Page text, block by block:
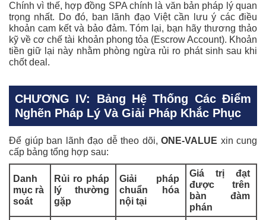
Chính vì thế, hợp đồng SPA chính là văn bản pháp lý quan
trọng nhất. Do đó, ban lãnh đạo Việt cần lưu ý các điều
khoản cam kết và bảo đảm. Tóm lại, bạn hãy thương thảo
kỹ về cơ chế tài khoản phong tỏa (Escrow Account). Khoản
tiền giữ lại này nhằm phòng ngừa rủi ro phát sinh sau khi
chốt deal.
CHƯƠNG IV: Bảng Hệ Thống Các Điểm
Nghẽn Pháp Lý Và Giải Pháp Khắc Phục
Để giúp ban lãnh đạo dễ theo dõi, ONE-VALUE xin cung
cấp bảng tổng hợp sau:
Danh
mục rà
soát
Rủi ro pháp
lý thường
gặp
Giải pháp
chuẩn hóa
nội tại
Giá trị đạt
được trên
bàn đàm
phán